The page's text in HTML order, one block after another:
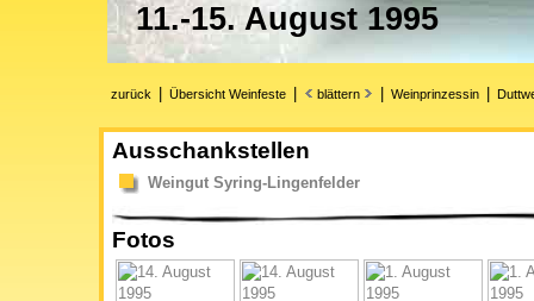
11.-15. August 1995
zurück Übersicht Weinfeste blättern Weinprinzessin
Ausschankstellen
Weingut Syring-Lingenfelder
Fotos